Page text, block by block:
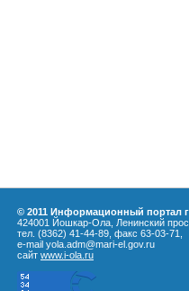
© 2011 Информационный портал
424001 Йошкар-Ола, Ленинский
тел. (8362) 41-44-89, факс 63-03-71,
e-mail yola.adm@mari-el.gov.ru
сайт www.i-ola.ru